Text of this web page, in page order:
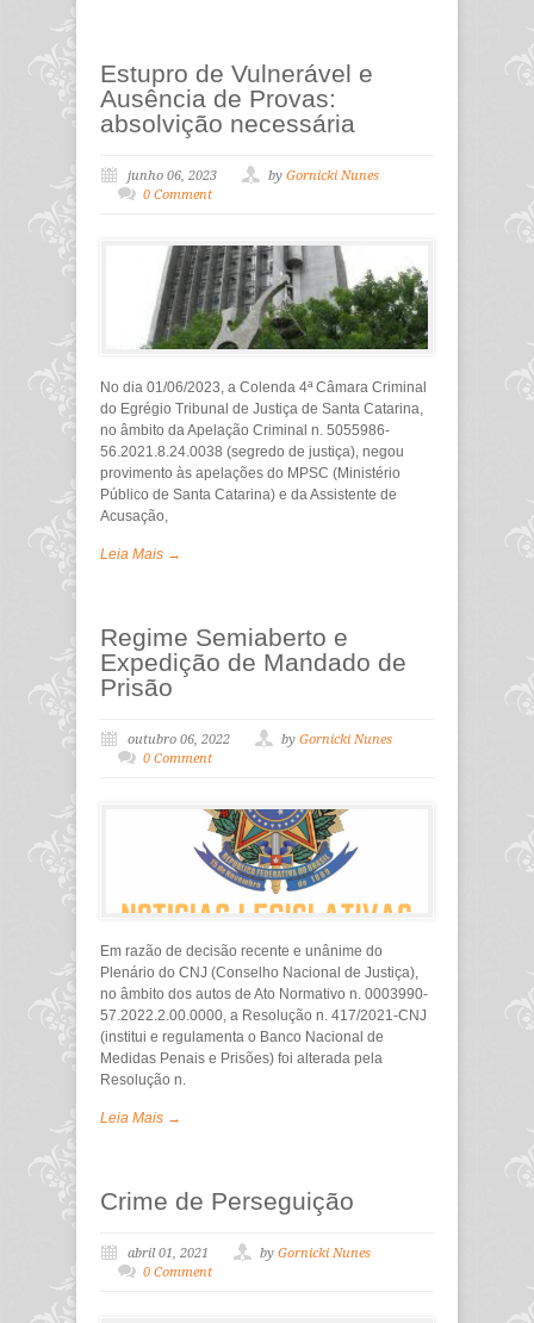
Estupro de Vulnerável e
Ausência de Provas:
absolvição necessária
junho 06, 2023 by Gornicki Nunes
0 Comment
No dia 01/06/2023, a Colenda 4ª Câmara Criminal
do Egrégio Tribunal de Justiça de Santa Catarina,
no âmbito da Apelação Criminal n. 5055986-
56.2021.8.24.0038 (segredo de justiça), negou
provimento às apelações do MPSC (Ministério
Público de Santa Catarina) e da Assistente de
Acusação,
Leia Mais →
Regime Semiaberto e
Expedição de Mandado de
Prisão
outubro 06, 2022 by Gornicki Nunes
0 Comment
Em razão de decisão recente e unânime do
Plenário do CNJ (Conselho Nacional de Justiça),
no âmbito dos autos de Ato Normativo n. 0003990-
57.2022.2.00.0000, a Resolução n. 417/2021-CNJ
(institui e regulamenta o Banco Nacional de
Medidas Penais e Prisões) foi alterada pela
Resolução n.
Leia Mais →
Crime de Perseguição
abril 01, 2021 by Gornicki Nunes
0 Comment